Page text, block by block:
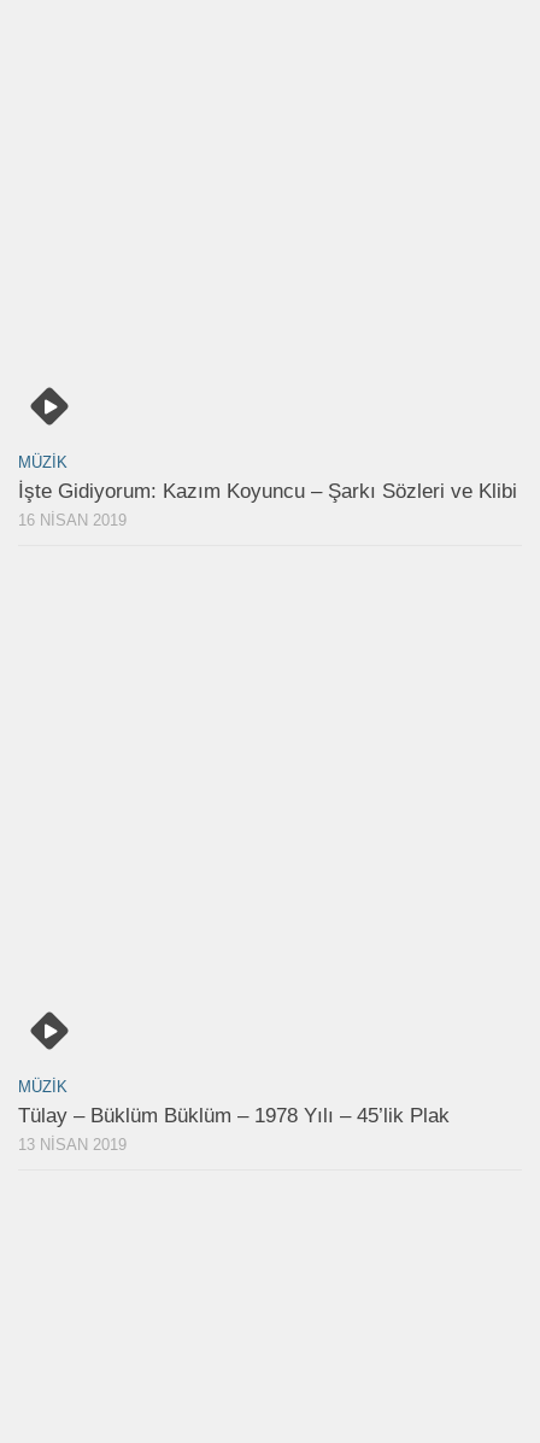
MÜZIK
İşte Gidiyorum: Kazım Koyuncu – Şarkı Sözleri ve Klibi
16 NISAN 2019
MÜZIK
Tülay – Büklüm Büklüm – 1978 Yılı – 45’lik Plak
13 NISAN 2019